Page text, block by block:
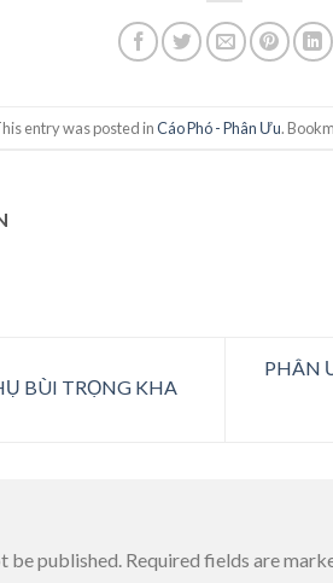
entry was posted inCáo Phó - Phân Ưu.
BÙI TRỌNG KHA
PHÂN
be published. Required fields are